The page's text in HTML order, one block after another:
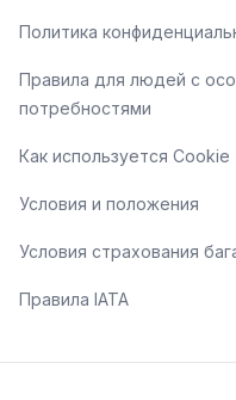
Политика
Правила для людей с
потребностями
Как используется Cookie
Условия и положения
Условия страхования
Правила IATA